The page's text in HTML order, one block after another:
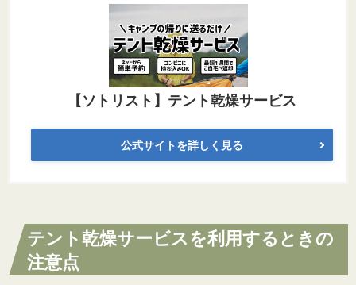
【ソトリスト】テント乾燥サービス
公式サイトを詳しく見る
テント乾燥サービスを利用するときの
注意点